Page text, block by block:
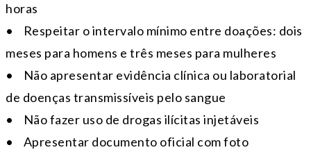
horas
• Respeitar o intervalo mínimo entre doações: dois
meses para homens e três meses para mulheres
• Não apresentar evidência clínica ou laboratorial
de doenças transmissíveis pelo sangue
• Não fazer uso de drogas ilícitas injetáveis
• Apresentar documento oficial com foto